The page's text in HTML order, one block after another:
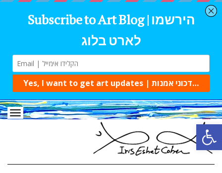
פתח סרגל נגישות